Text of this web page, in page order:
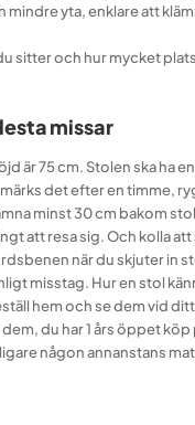
mindre yta, enklare att
sitter och hur mycket
missar
är 75 cm. Stolen ska ha
det efter en timme,
minst 30 cm bakom
att resa sig. Och kolla
när du skjuter in
misstag. Hur en stol
hem och se dem vid
du har 1 års öppet
någon annanstans